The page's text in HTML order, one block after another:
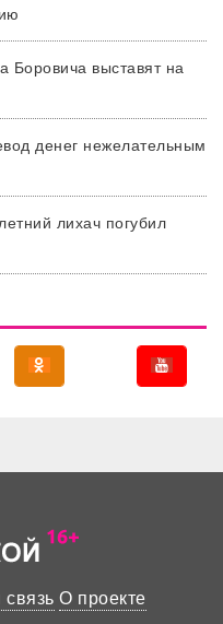
Боровича выставят на
денег нежелательным
лихач погубил
О проекте